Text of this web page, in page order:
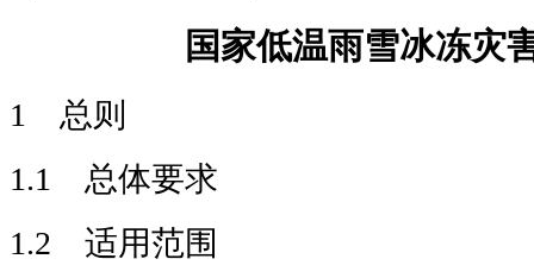
国家低温雨雪冰冻灾
1 总则
1.1 总体要求
1.2 适用范围